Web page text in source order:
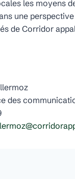
les moyens
une
de Corridor
des